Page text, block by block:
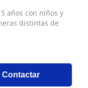
años con niños y
distintas de
Contactar